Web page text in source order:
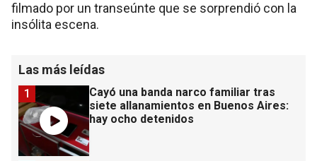
filmado por un transeúnte que se sorprendió con la
insólita escena.
Las más leídas
Cayó una banda narco familiar tras
siete allanamientos en Buenos Aires:
hay ocho detenidos
1